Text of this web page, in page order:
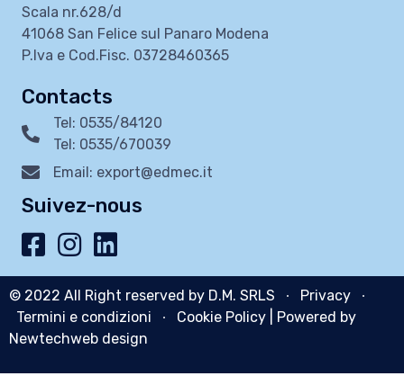
Scala nr.628/d
41068 San Felice sul Panaro Modena
P.Iva e Cod.Fisc. 03728460365
Contacts
Tel: 0535/84120
Tel: 0535/670039
Email: export@edmec.it
Suivez-nous
© 2022 All Right reserved by D.M. SRLS ∙ Privacy ∙
Termini e condizioni ∙ Cookie Policy | Powered by
Newtechweb design